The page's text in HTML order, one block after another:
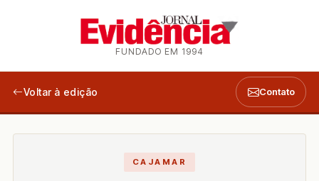
FUNDADO EM 1994
Voltar à edição Contato
CAJAMAR